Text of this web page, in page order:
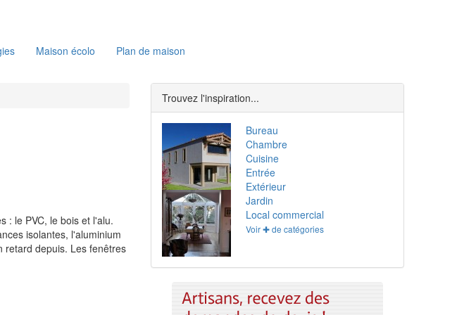
Maison écolo Plan de maison
: le PVC, le bois et l'alu.
isolantes, l'aluminium
retard depuis. Les fenêtres
Trouvez l'inspiration...
Bureau
Chambre
Cuisine
Entrée
Extérieur
Jardin
Local commercial
Voir ✚ de catégories